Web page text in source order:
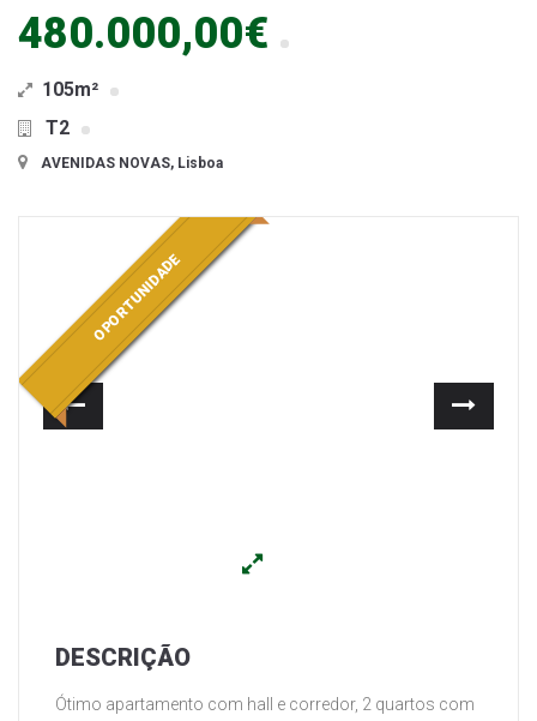
480.000,00€
105m²
T2
AVENIDAS NOVAS, Lisboa
OPORTUNIDADE
Anterior
DESCRIÇÃO
Ótimo apartamento com hall e corredor, 2 quartos com